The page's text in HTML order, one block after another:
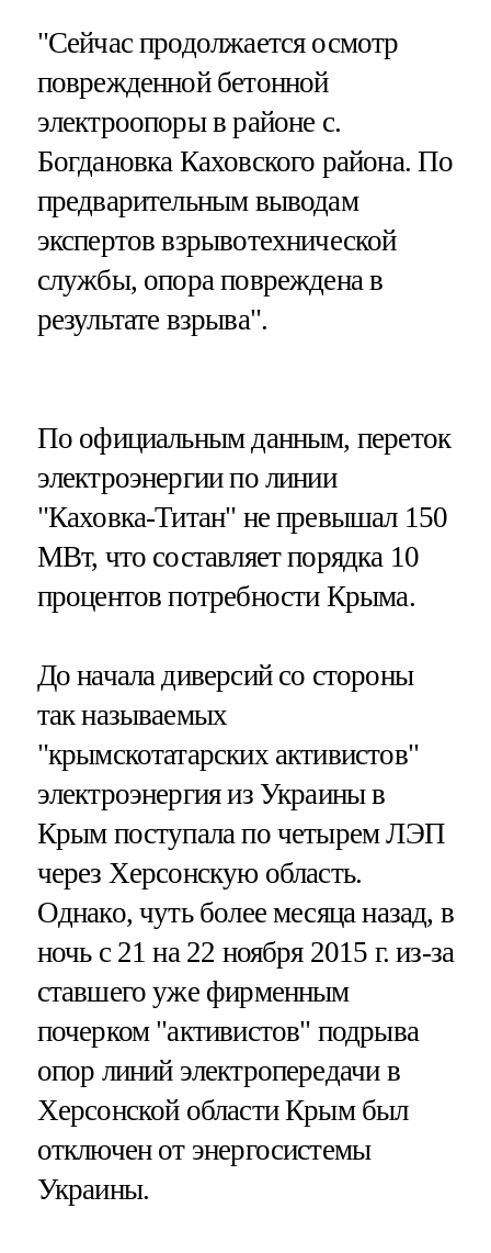
"Сейчас продолжается осмотр
поврежденной бетонной
электроопоры в районе с.
Богдановка Каховского района. По
предварительным выводам
экспертов взрывотехнической
службы, опора повреждена в
результате взрыва".
По официальным данным, переток
электроэнергии по линии
"Каховка-Титан" не превышал 150
МВт, что составляет порядка 10
процентов потребности Крыма.
До начала диверсий со стороны
так называемых
"крымскотатарских активистов"
электроэнергия из Украины в
Крым поступала по четырем ЛЭП
через Херсонскую область.
Однако, чуть более месяца назад, в
ночь с 21 на 22 ноября 2015 г. из-за
ставшего уже фирменным
почерком "активистов" подрыва
опор линий электропередачи в
Херсонской области Крым был
отключен от энергосистемы
Украины.